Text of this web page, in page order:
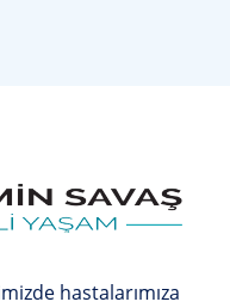
hastalarımıza